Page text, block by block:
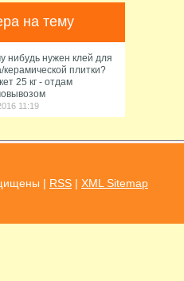
на тему
нибудь нужен клей для
керамической плитки?
25 кг - отдам
11:19
| RSS | XML Sitemap